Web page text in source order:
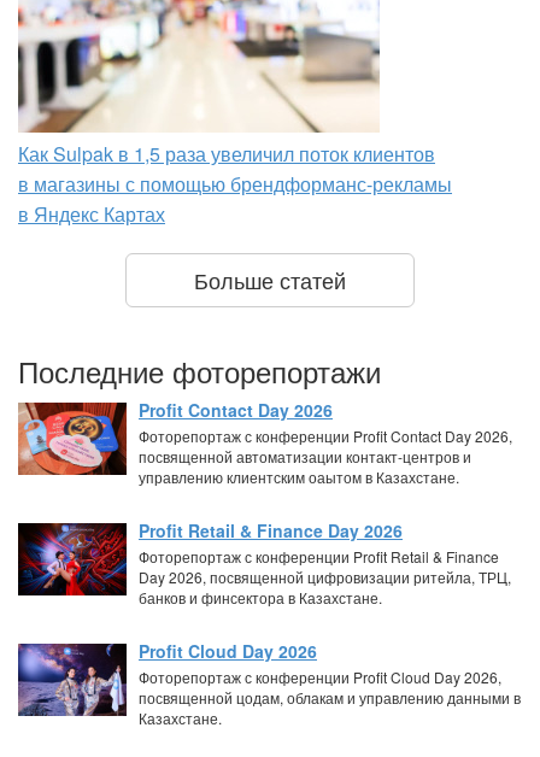
Как Sulpak в 1,5 раза увеличил поток клиентов
в магазины с помощью брендформанс-рекламы
в Яндекс Картах
Больше статей
Последние фоторепортажи
Profit Contact Day 2026
Фоторепортаж с конференции Profit Contact Day 2026,
посвященной автоматизации контакт-центров и
управлению клиентским оаытом в Казахстане.
Profit Retail & Finance Day 2026
Фоторепортаж с конференции Profit Retail & Finance
Day 2026, посвященной цифровизации ритейла, ТРЦ,
банков и финсектора в Казахстане.
Profit Cloud Day 2026
Фоторепортаж с конференции Profit Cloud Day 2026,
посвященной цодам, облакам и управлению данными в
Казахстане.